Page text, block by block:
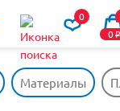
0
0o
Материалы